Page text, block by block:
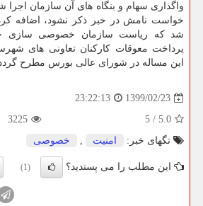
واگذاری سهام و بنگاه های آن سازمان
خواست نامش در خبر ذکر نشود، اضافه
شد که ریاست سازمان خصوصی سازی
پرداخت معوقات کارکنان تعاونی های
این مساله در شورای عالی بورس مطرح گردد.
1399/02/23
23:22:13
5.0
/
5
3225
تگهای خبر:
امنیت , خصوصی
این مطلب را می پسندید؟ (1)